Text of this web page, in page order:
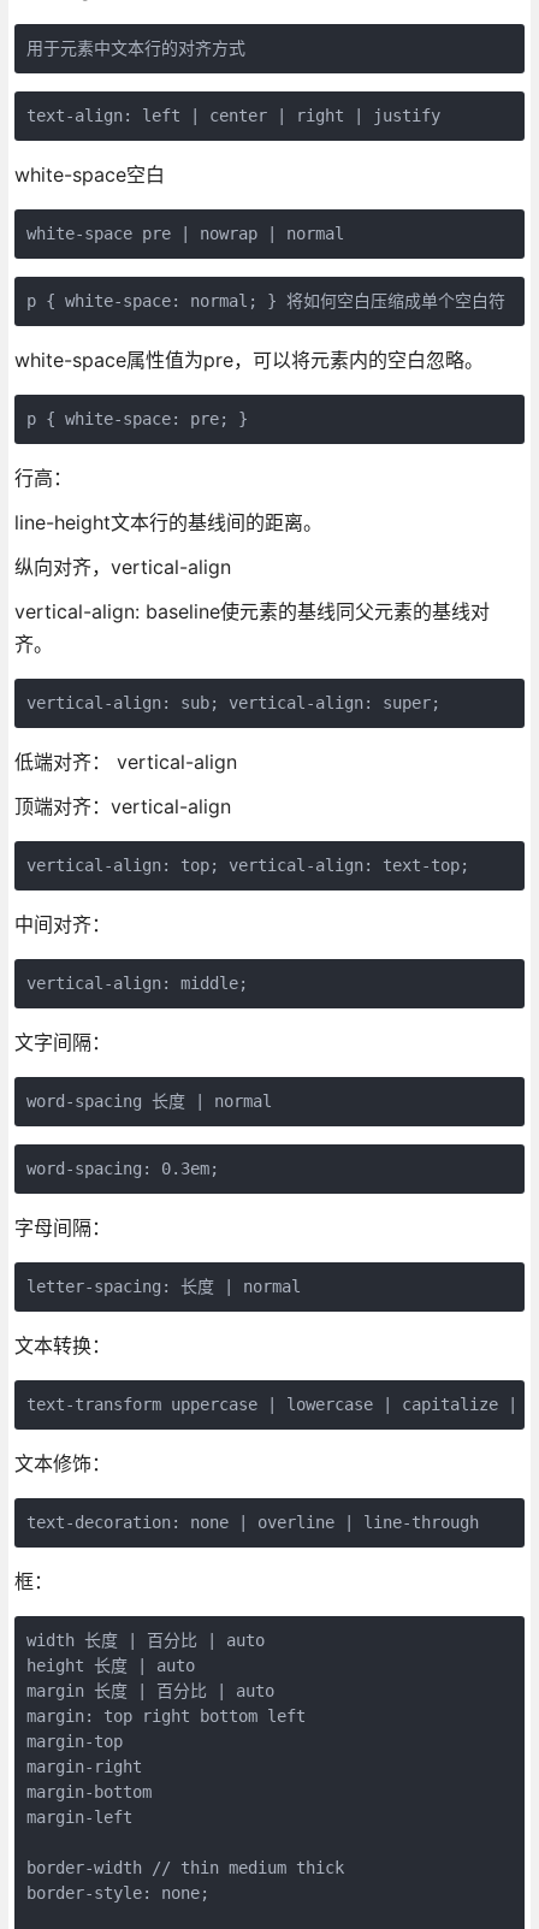
用于元素中文本行的对齐方式
text-align: left | center | right | justify
white-space空白
white-space pre | nowrap | normal
p { white-space: normal; } 将如何空白压缩成单个空白符
white-space属性值为pre，可以将元素内的空白忽略。
p { white-space: pre; }
行高：
line-height文本行的基线间的距离。
纵向对齐，vertical-align
vertical-align: baseline使元素的基线同父元素的基线对
齐。
vertical-align: sub; vertical-align: super;
低端对齐： vertical-align
顶端对齐：vertical-align
vertical-align: top; vertical-align: text-top;
中间对齐：
vertical-align: middle;
文字间隔：
word-spacing 长度 | normal
word-spacing: 0.3em;
字母间隔：
letter-spacing: 长度 | normal
文本转换：
text-transform uppercase | lowercase | capitalize |
文本修饰：
text-decoration: none | overline | line-through
框：
width 长度 | 百分比 | auto
height 长度 | auto
margin 长度 | 百分比 | auto
margin: top right bottom left
margin-top
margin-right
margin-bottom
margin-left
border-width // thin medium thick
border-style: none;